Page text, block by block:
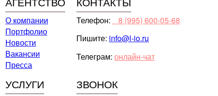
О компании
Портфолио
Новости
Вакансии
Пресса
Телефон:
⠀8 (995) 600-05-68
Пишите: info@l-io.ru
Телеграм: онлайн-чат
УСЛУГИ ЗВОНОК